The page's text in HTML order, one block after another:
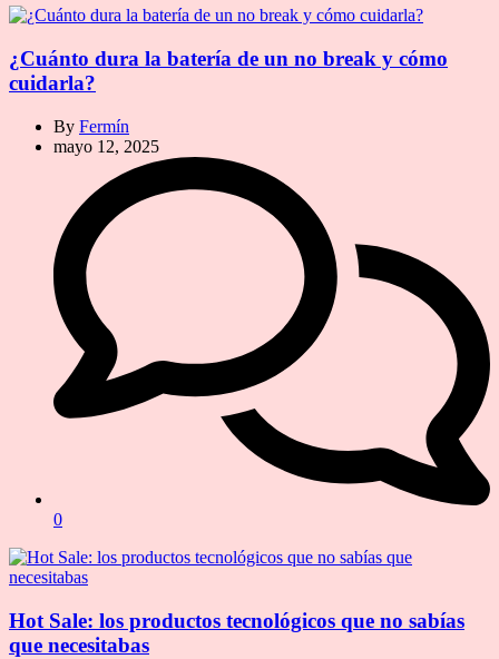
¿Cuánto dura la batería de un no break y cómo
cuidarla?
By Fermín
mayo 12, 2025
0
Hot Sale: los productos tecnológicos que no sabías
que necesitabas